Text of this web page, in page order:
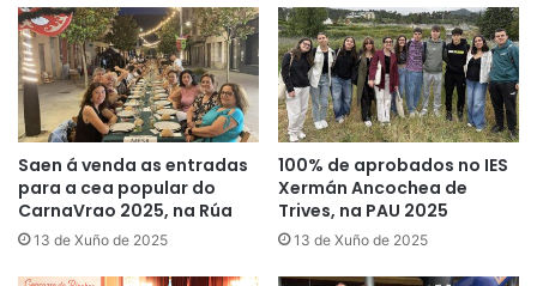
Saen á venda as entradas
para a cea popular do
CarnaVrao 2025, na Rúa
13 de Xuño de 2025
100% de aprobados no IES
Xermán Ancochea de
Trives, na PAU 2025
13 de Xuño de 2025